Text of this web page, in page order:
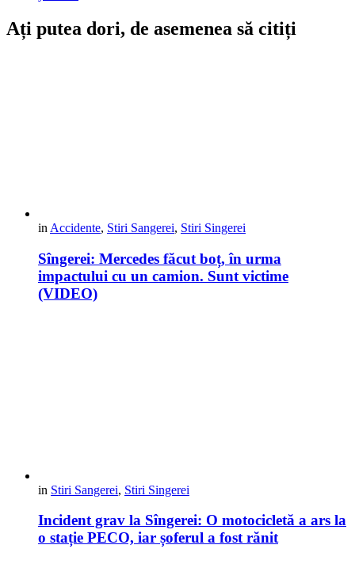
Ați putea dori, de asemenea să citiți
in Accidente, Stiri Sangerei, Stiri Singerei
Sîngerei: Mercedes făcut boț, în urma
impactului cu un camion. Sunt victime
(VIDEO)
in Stiri Sangerei, Stiri Singerei
Incident grav la Sîngerei: O motocicletă a ars la
o stație PECO, iar șoferul a fost rănit